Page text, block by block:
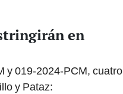
en
y 019-2024-PCM, cuatro
y Pataz: